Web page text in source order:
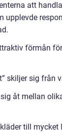
att
förmån
skiljer sig från
åt mellan
till mycket